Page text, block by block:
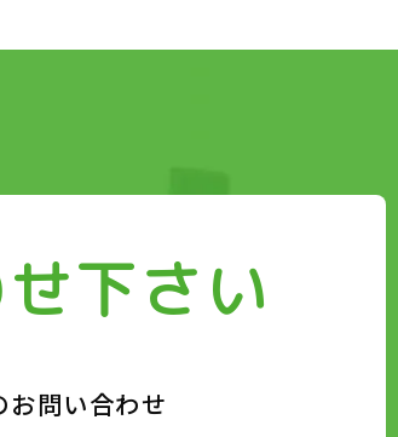
下さい
お問い合わせ